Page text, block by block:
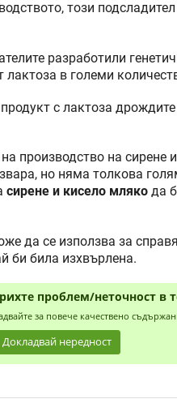
този
разработили
в големи
с лактоза
производство на сирене
но няма толкова
сирене и кисело мляко да
да се използва за
би била изхвърлена.
проблем/неточност в
за повече качествено
Докладвай нередност